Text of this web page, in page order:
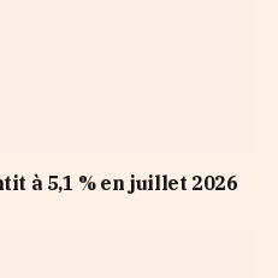
à 5,1 % en juillet 2026